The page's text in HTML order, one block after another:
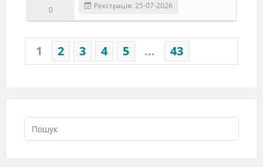
0
Реєстрація: 25-07-2026
1 2 3 4 5 ... 43